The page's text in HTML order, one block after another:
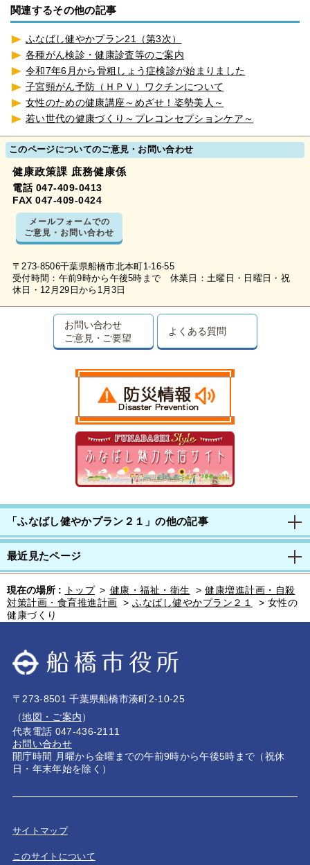
関連するその他の記事
ふなばし健やかプラン21（第3次）
各種がん検診・健康診査等のご案内
令和7年6月から骨粗しょう症検診が始まりました
子宮頸がん予防（ＨＰＶ）ワクチンについて
女性のための健康講座～めざせ！姿勢美人～
若い世代の健康づくり～プレコンセプションケア～
このページについてのご意見・お問い合わせ
健康政策課 庶務健康係
電話 047-409-0413
FAX 047-409-0424
メールフォームでの
ご意見・お問い合わせ
〒273-8506千葉県船橋市北本町1-16-55
受付時間：午前9時から午後5時まで 休業日：土曜日・日曜日・祝
休日・12月29日から1月3日
お問い合わせ
ご意見・ご要望
よくある質問
「ふなばし健やかプラン２１」の他の記事
最近見たページ
現在の場所 : トップ > 健康・福祉・衛生 > 健康増進計画・自殺
対策計画・食育推進計画 > ふなばし健やかプラン２１ > 女性の
健康づくり
〒273-8501 千葉県船橋市湊町2-10-25
（地図・ご案内）
代表電話 047-436-2111
お問い合わせ
開庁時間 月曜から金曜までの午前9時から午後5時まで（祝休
日・年末年始を除く）
サイトマップ
このサイトについて